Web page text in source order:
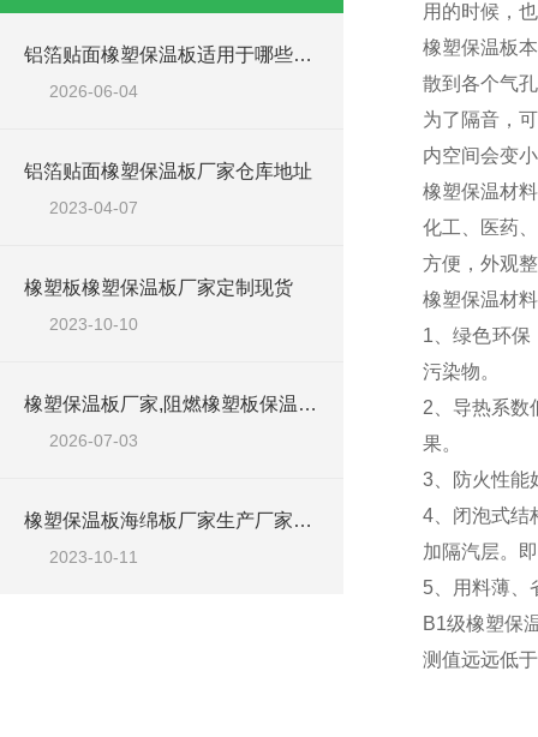
铝箔贴面橡塑保温板适用于哪些工程场景？
2026-06-04
铝箔贴面橡塑保温板厂家仓库地址
2023-04-07
橡塑板橡塑保温板厂家定制现货
2023-10-10
橡塑保温板厂家,阻燃橡塑板保温板生产商
2026-07-03
橡塑保温板海绵板厂家生产厂家地址
2023-10-11
用的时候，
橡塑保温板
散到各个气
为了隔音，
内空间会变
橡塑保温材
化工、医药
方便，外观
橡塑保温材
1、绿色环保
污染物。
2、导热系数
果。
3、防火性能
4、闭泡式结
加隔汽层。
5、用料薄、
B1级橡塑保
测值远远低